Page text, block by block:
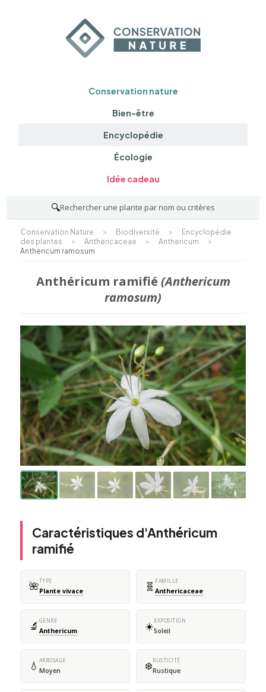
Conservation nature
Bien-être
Encyclopédie
Écologie
Idée cadeau
🔍Rechercher une plante par nom ou critères
Conservation Nature > Biodiversité >
Encyclopédie
des plantes
> Anthericaceae > Anthericum
>
Anthericum ramosum
Anthéricum ramifié (Anthericum
ramosum)
Caractéristiques d'Anthéricum
ramifié
🌺TYPE
Plante vivace 🧬 FAMILLE
Anthericaceae
🔬 GENRE
Anthericum ☀️EXPOSITION
Soleil
💧 ARROSAGE
Moyen ❄️RUSTICITÉ
Rustique